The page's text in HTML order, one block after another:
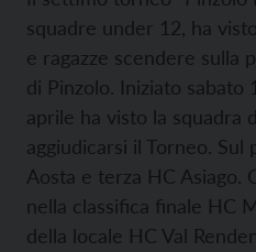
squadre under 12, ha
e ragazze scendere sulla
di Pinzolo. Iniziato sabato
aprile ha visto la squadra
aggiudicarsi il Torneo. Sul
Aosta e terza HC Asiago.
nella classifica finale HC
della locale HC Val